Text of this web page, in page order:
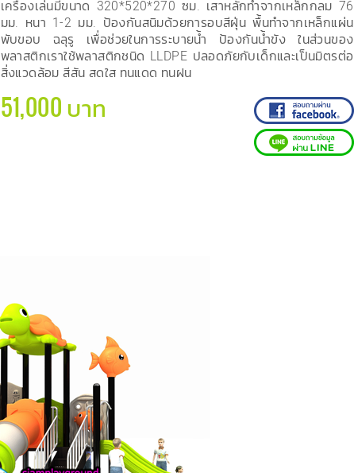
เครื่องเล่นมีขนาด 320*520*270 ซม. เสาหลักทำจากเหล็กกลม 76
มม. หนา 1-2 มม. ป้องกันสนิมด้วยการอบสีฝุ่น พื้นทำจากเหล็กแผ่น
พับขอบ ฉลุรู เพื่อช่วยในการระบายน้ำ ป้องกันน้ำขัง ในส่วนของ
พลาสติกเราใช้พลาสติกชนิด LLDPE ปลอดภัยกับเด็กและเป็นมิตรต่อ
สิ่งแวดล้อม สีสัน สดใส ทนแดด ทนฝน
51,000 บาท